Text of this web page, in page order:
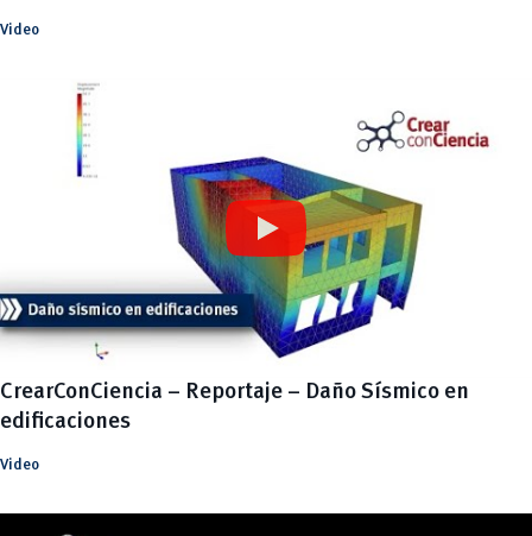
Video
CrearConCiencia – Reportaje – Daño Sísmico en
edificaciones
Video